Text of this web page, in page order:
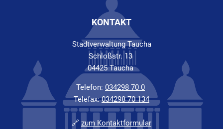
KONTAKT
Stadtverwaltung Taucha
Schloßstr. 13
04425 Taucha
Telefon: 034298 70 0
Telefax:034298 70 134
🔗 zum Kontaktformular